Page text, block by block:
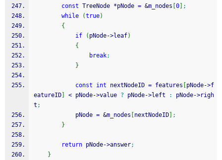
const TreeNode *pNode = &m_nodes 0
;
while
(true)
{
if
( pNode->leaf)
{
break;
}
const int nextNodeID = features pNode->f
eatureID
< pNode->value ? pNode->left : pNode->righ
t ;
			pNode
= &m_nodes nextNodeID
;
}
return pNode->answer;
}